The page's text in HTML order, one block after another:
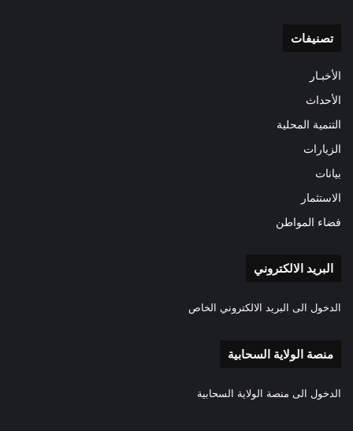
تصنيفات
الأخبـار
الأحداث
التنمية المحلية
الزيارات
بيانات
الاستثمار
فضاء المواطن
البريد الالكتروني
الدخول الى البريد الالكتروني الخاص
منصة الولاية السحابية
الدخول الى منصة الولاية السحابية